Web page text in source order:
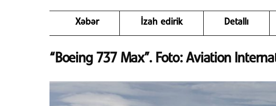
Xəbər İzah edirik Detallı
“Boeing 737 Max”. Foto: Aviation